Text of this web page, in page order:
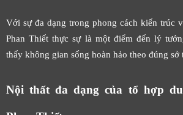
Với sự đa dạng trong phong cách kiến trúc
Phan Thiết thực sự là một điểm đến lý
thấy không gian sống hoàn hảo theo đúng sở
Nội thất đa dạng của tổ hợp